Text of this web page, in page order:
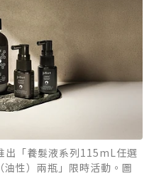
「養髮液系列115mL任選
性）兩瓶」限時活動。圖